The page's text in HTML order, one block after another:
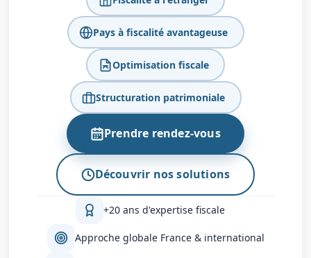
Pays à fiscalité avantageuse
Optimisation fiscale
Structuration patrimoniale
Prendre rendez-vous
Découvrir nos solutions
+20 ans d'expertise fiscale
Approche globale France & international